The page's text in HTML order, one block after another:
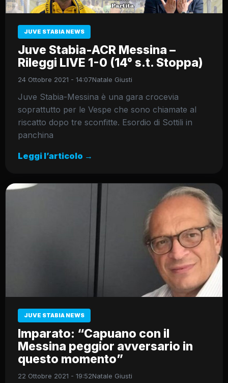
JUVE STABIA NEWS
Juve Stabia-ACR Messina –
Rileggi LIVE 1-0 (14° s.t. Stoppa)
24 Ottobre 2021 - 14:07Natale Giusti
Juve Stabia-Messina è una gara crocevia
soprattutto per le Vespe che sono chiamate al
riscatto dopo tre sconfitte. Esordio di Sottili in
panchina
Leggi l’articolo →
JUVE STABIA NEWS
Imparato: “Capuano con il
Messina peggior avversario in
questo momento”
22 Ottobre 2021 - 19:52Natale Giusti